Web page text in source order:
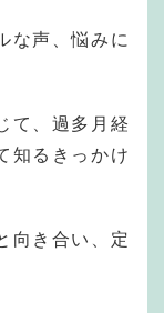
な声、悩みに
て、過多月経
知るきっかけ
向き合い、定